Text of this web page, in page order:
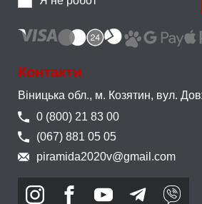
Контакти
Віницька обл., м. Козятин, вул.
0 (800) 21 83 00
(067) 881 05 05
piramida2020v@gmail.com